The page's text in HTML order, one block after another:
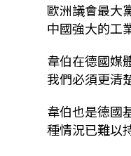
歐洲議會最大
中國強大的工
韋伯在德國媒
我們必須更清
韋伯也是德國
種情況已難以